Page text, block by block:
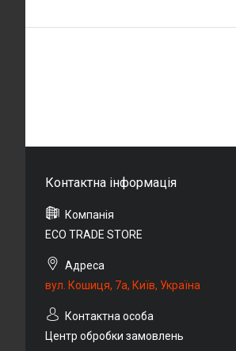
ECO TRADE STORE
вул. Кошиця, 7а, Київ, Україна
Центр обробки замовлень